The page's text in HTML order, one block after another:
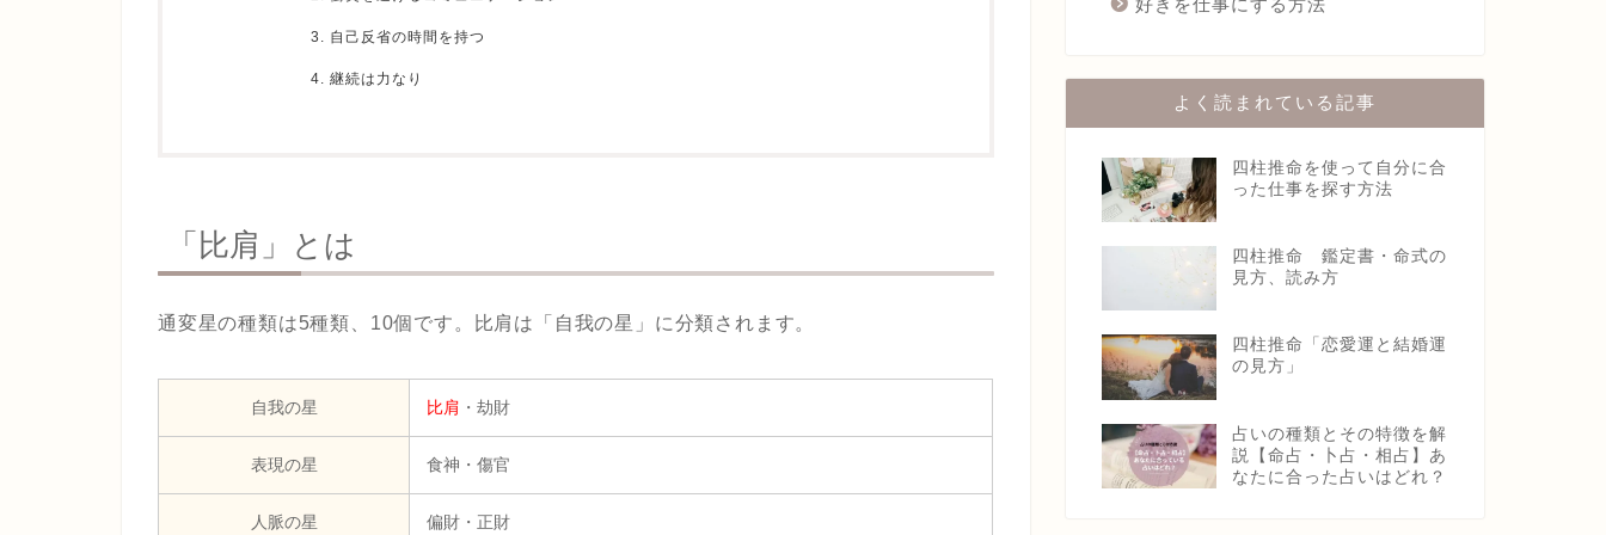
3. 自己反省の時間を持つ
4. 継続は力なり
「比肩」とは
通変星の種類は5種類、10個です。比肩は「自我の星」に分類されます。
自我の星 比肩 ・劫財
表現の星 食神・傷官
人脈の星 偏財・正財
よく読まれている記事
四柱推命を使って自分に合
った仕事を探す方法
四柱推命 鑑定書・命式の
見方、読み方
四柱推命「恋愛運と結婚運
の見方」
占いの種類とその特徴を解
説【命占・卜占・相占】あ
なたに合った占いはどれ？